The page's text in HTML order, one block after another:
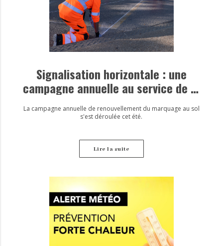
Signalisation horizontale : une
campagne annuelle au service de la
sécurité
La campagne annuelle de renouvellement du marquage au sol
s'est déroulée cet été.
Lire la suite